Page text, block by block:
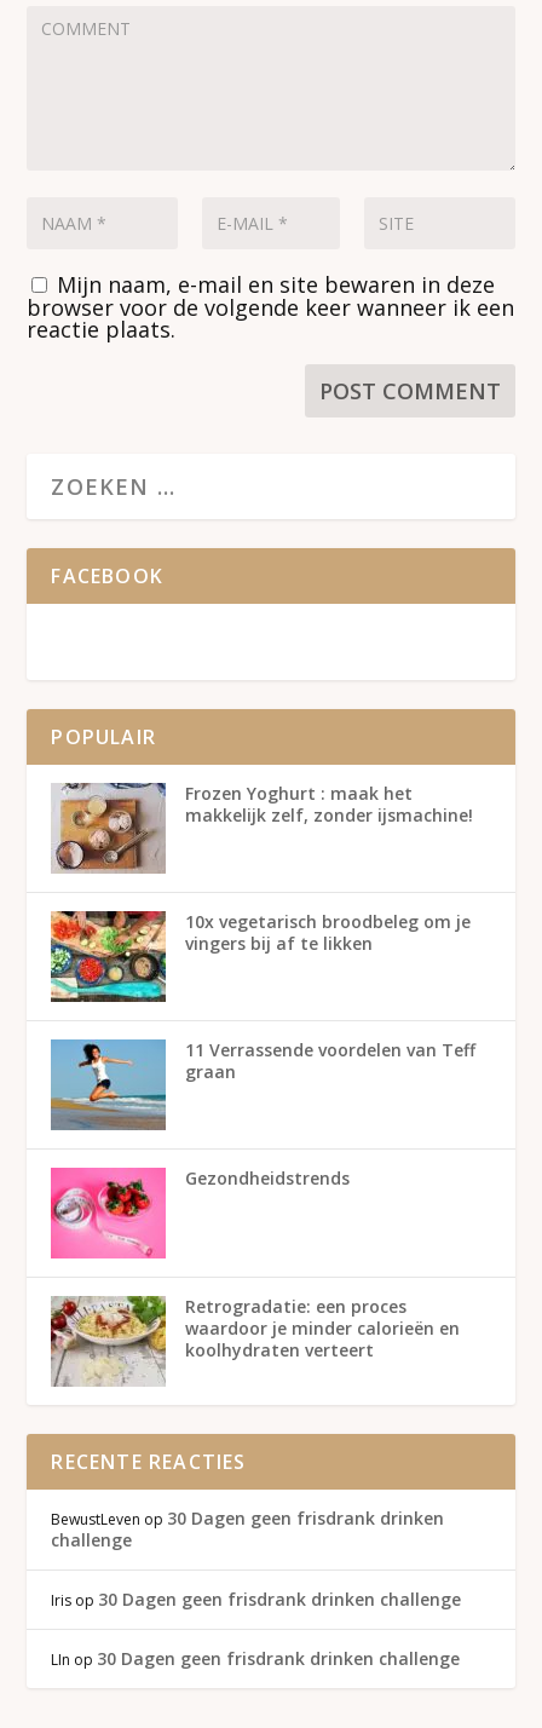
Mijn naam, e-mail en site bewaren in deze
browser voor de volgende keer wanneer ik een
reactie plaats.
FACEBOOK
POPULAIR
Frozen Yoghurt : maak het
makkelijk zelf, zonder ijsmachine!
10x vegetarisch broodbeleg om je
vingers bij af te likken
11 Verrassende voordelen van Teff
graan
Gezondheidstrends
Retrogradatie: een proces
waardoor je minder calorieën en
koolhydraten verteert
RECENTE REACTIES
BewustLeven op 30 Dagen geen frisdrank drinken
challenge
Iris op 30 Dagen geen frisdrank drinken challenge
LIn op 30 Dagen geen frisdrank drinken challenge